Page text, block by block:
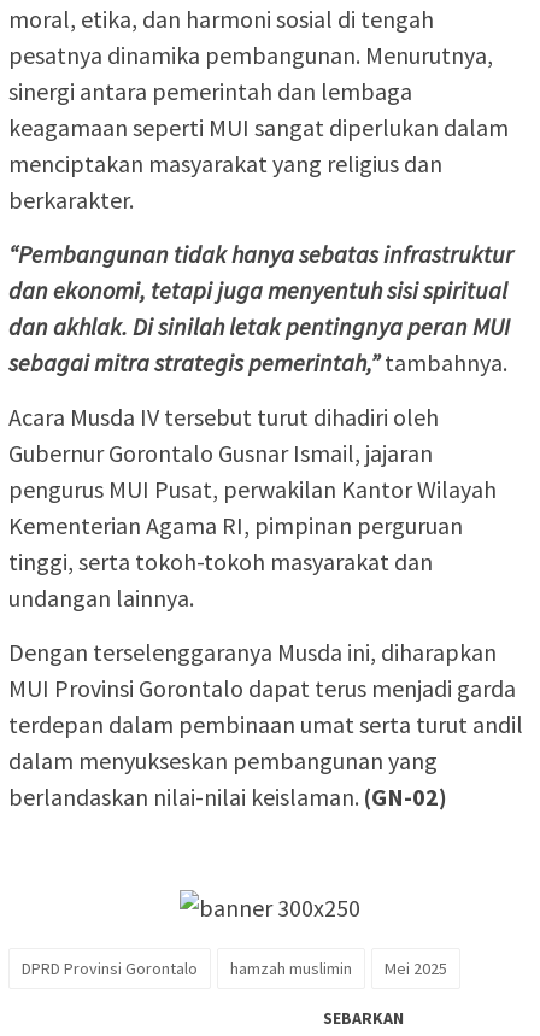
moral, etika, dan harmoni sosial di tengah
pesatnya dinamika pembangunan. Menurutnya,
sinergi antara pemerintah dan lembaga
keagamaan seperti MUI sangat diperlukan dalam
menciptakan masyarakat yang religius dan
berkarakter.
“Pembangunan tidak hanya sebatas infrastruktur
dan ekonomi, tetapi juga menyentuh sisi spiritual
dan akhlak. Di sinilah letak pentingnya peran MUI
sebagai mitra strategis pemerintah,”tambahnya.
Acara Musda IV tersebut turut dihadiri oleh
Gubernur Gorontalo Gusnar Ismail, jajaran
pengurus MUI Pusat, perwakilan Kantor Wilayah
Kementerian Agama RI, pimpinan perguruan
tinggi, serta tokoh-tokoh masyarakat dan
undangan lainnya.
Dengan terselenggaranya Musda ini, diharapkan
MUI Provinsi Gorontalo dapat terus menjadi garda
terdepan dalam pembinaan umat serta turut andil
dalam menyukseskan pembangunan yang
berlandaskan nilai-nilai keislaman. (GN-02)
DPRD Provinsi Gorontalo hamzah muslimin Mei 2025
SEBARKAN